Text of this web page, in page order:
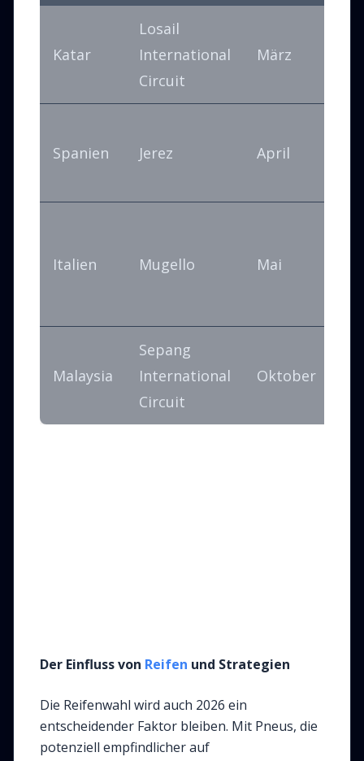
Katar
Losail
International
Circuit
März
Spanien Jerez April
Italien Mugello Mai
Malaysia
Sepang
International
Circuit
Oktober
Der Einfluss von Reifen und Strategien
Die Reifenwahl wird auch 2026 ein
entscheidender Faktor bleiben. Mit Pneus, die
potenziell empfindlicher auf